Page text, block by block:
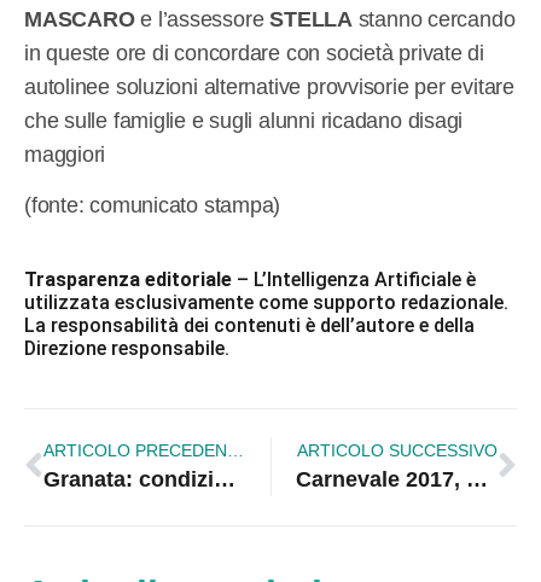
MASCAROe l’assessoreSTELLA stanno cercando
in queste ore di concordare con società private di
autolinee soluzioni alternative provvisorie per evitare
che sulle famiglie e sugli alunni ricadano disagi
maggiori
(fonte: comunicato stampa)
Trasparenza editoriale – L’Intelligenza Artificiale è
utilizzata esclusivamente come supporto redazionale.
La responsabilità dei contenuti è dell’autore e della
Direzione responsabile.
ARTICOLO PRECEDENTE
Granata: condizioni allarmanti e vergognose
ARTICOLO SUCCESSIVO
Carnevale 2017, spazio al riuso creativo